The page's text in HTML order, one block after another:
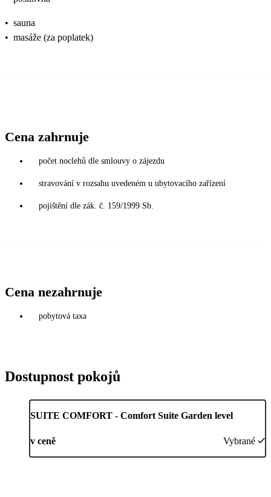
• sauna
• masáže (za poplatek)
Cena zahrnuje
počet noclehů dle smlouvy o zájezdu
stravování v rozsahu uvedeném u ubytovacího zařízení
pojištění dle zák. č. 159/1999 Sb.
Cena nezahrnuje
pobytová taxa
Dostupnost pokojů
SUITE COMFORT - Comfort Suite Garden level
v ceně Vybrané